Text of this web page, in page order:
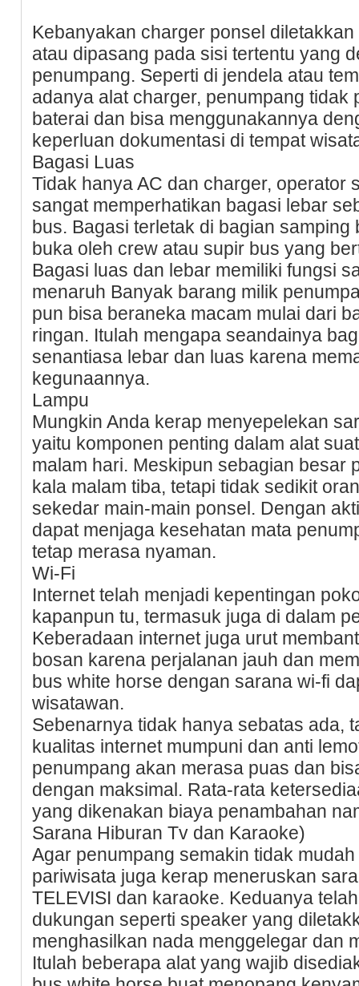
Kebanyakan charger ponsel
atau dipasang pada sisi tertentu yang
penumpang. Seperti di jendela atau
adanya alat charger, penumpang tidak
baterai dan bisa menggunakannya
keperluan dokumentasi di tempat
Bagasi Luas
Tidak hanya AC dan charger, operator
sangat memperhatikan bagasi lebar
bus. Bagasi terletak di bagian samping
buka oleh crew atau supir bus yang
Bagasi luas dan lebar memiliki fungsi
menaruh Banyak barang milik
pun bisa beraneka macam mulai dari
ringan. Itulah mengapa seandainya
senantiasa lebar dan luas karena
kegunaannya.
Lampu
Mungkin Anda kerap menyepelekan
yaitu komponen penting dalam alat
malam hari. Meskipun sebagian besar
kala malam tiba, tetapi tidak sedikit
sekedar main-main ponsel. Dengan
dapat menjaga kesehatan mata
tetap merasa nyaman.
Wi-Fi
Internet telah menjadi kepentingan
kapanpun tu, termasuk juga di dalam
Keberadaan internet juga urut
bosan karena perjalanan jauh dan
bus white horse dengan sarana wi-fi
wisatawan.
Sebenarnya tidak hanya sebatas ada,
kualitas internet mumpuni dan anti
penumpang akan merasa puas dan
dengan maksimal. Rata-rata
yang dikenakan biaya penambahan
Sarana Hiburan Tv dan Karaoke)
Agar penumpang semakin tidak
pariwisata juga kerap meneruskan
TELEVISI dan karaoke. Keduanya
dukungan seperti speaker yang
menghasilkan nada menggelegar dan
Itulah beberapa alat yang wajib